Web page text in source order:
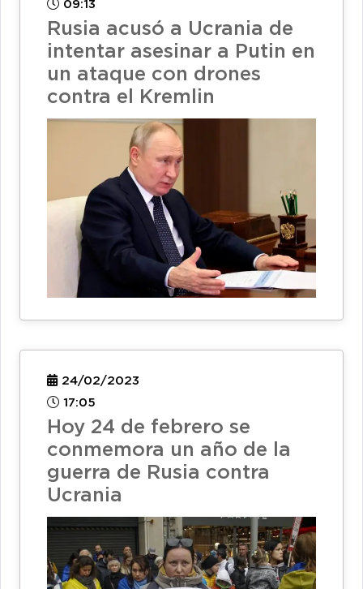
09:13
Rusia acusó a Ucrania de
intentar asesinar a Putin en
un ataque con drones
contra el Kremlin
24/02/2023
17:05
Hoy 24 de febrero se
conmemora un año de la
guerra de Rusia contra
Ucrania